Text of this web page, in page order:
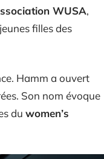
WUSA,
filles des
Hamm a ouvert
Son nom évoque
du women’s